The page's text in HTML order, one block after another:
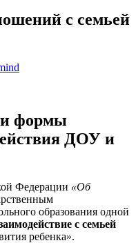
с семьей
формы
ДОУ и
Федерации «Об
образования одной
с семьей
ребенка».